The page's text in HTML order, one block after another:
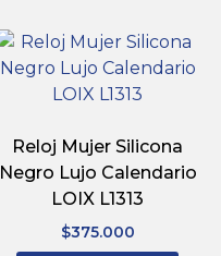
Reloj Mujer Silicona
Negro Lujo Calendario
LOIX L1313
$375.000